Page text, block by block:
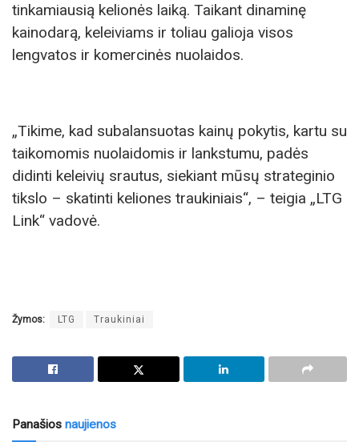
tinkamiausią kelionės laiką. Taikant dinaminę
kainodarą, keleiviams ir toliau galioja visos
lengvatos ir komercinės nuolaidos.
„Tikime, kad subalansuotas kainų pokytis, kartu su
taikomomis nuolaidomis ir lankstumu, padės
didinti keleivių srautus, siekiant mūsų strateginio
tikslo – skatinti keliones traukiniais“, – teigia „LTG
Link“ vadovė.
Žymos: LTG Traukiniai
Panašios naujienos